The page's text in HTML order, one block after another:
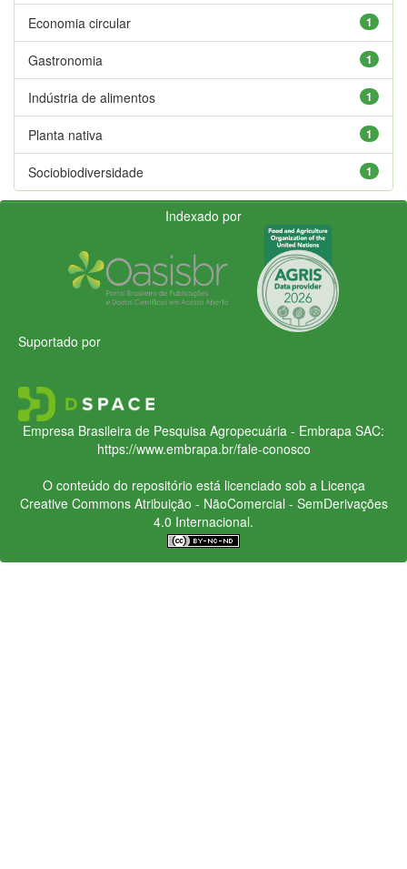
1
Economia circular
1
Gastronomia
1
Indústria de alimentos
1
Planta nativa
1
Sociobiodiversidade
Indexado por
Suportado por
Empresa Brasileira de Pesquisa Agropecuária - Embrapa SAC:
https://www.embrapa.br/fale-conosco
O conteúdo do repositório está licenciado sob a Licença
Creative CommonsAtribuição - NãoComercial - SemDerivações
4.0 Internacional.